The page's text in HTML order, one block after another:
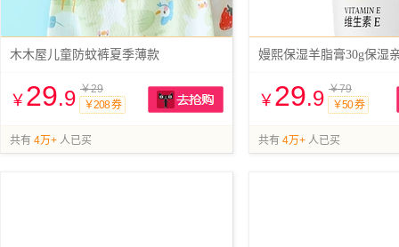
木木屋儿童防蚊裤夏季薄款
￥ 29.9 ￥29
￥208 券
共有 4万+ 人已买
嫚熙保湿羊脂膏30g保湿
￥ 29.9 ￥79
￥50 券
共有 4万+ 人已买